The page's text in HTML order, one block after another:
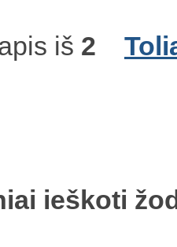
iš 2
ieškoti